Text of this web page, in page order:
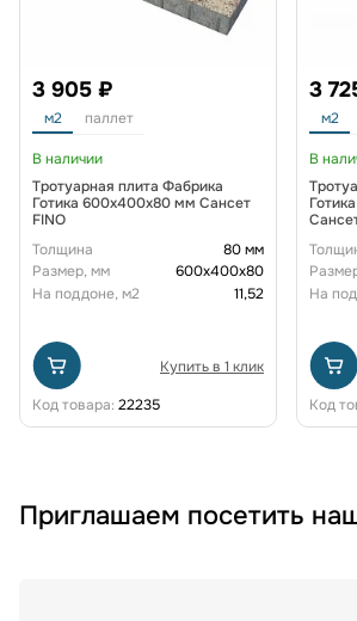
3 905 ₽
м2 паллет
В наличии
Тротуарная плита Фабрика
Готика 600х400х80 мм Сансет
FINO
Толщина
80 мм
Размер, мм
600х400х80
На поддоне, м2
11,52
Купить в 1 клик
Код товара: 22235
3
м2
В
На
Код
Приглашаем посетить